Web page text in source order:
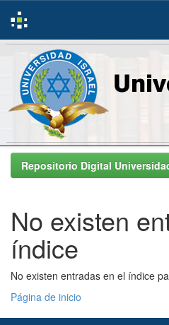
Skip
navigationRepositorio Digital
No existen
índice
No existen entradas en el índice
Página de inicio